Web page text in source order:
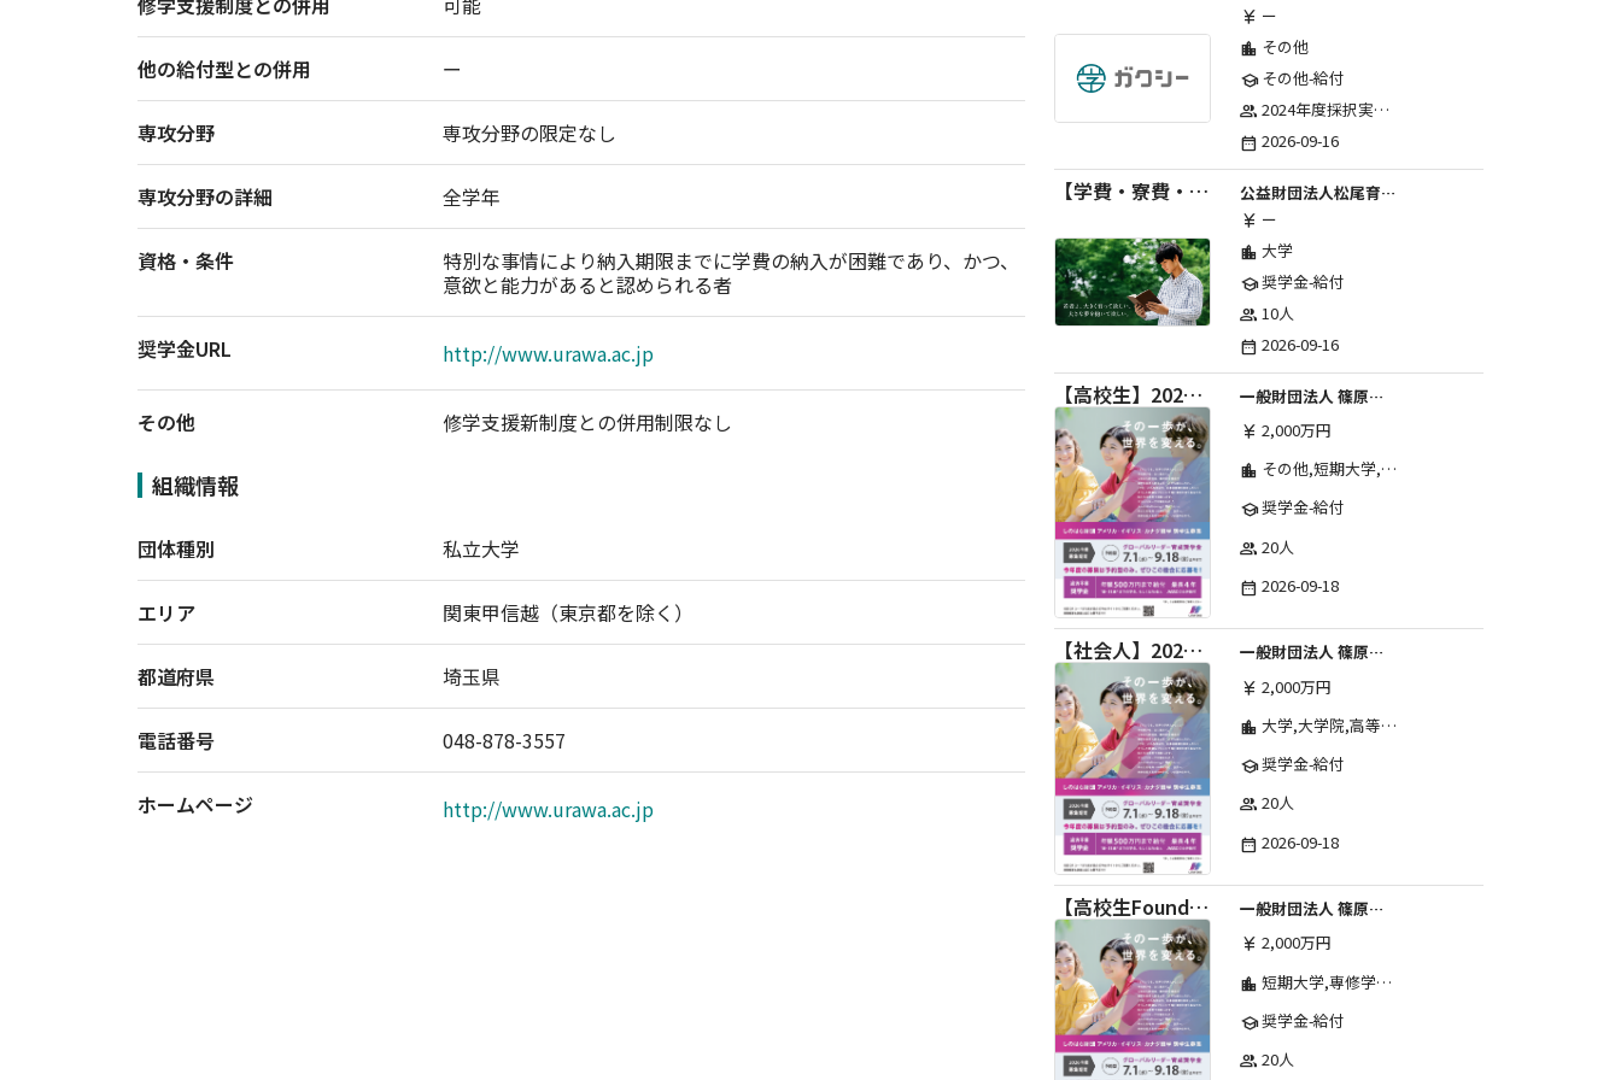
他の給付型との併用 ー
専攻分野 専攻分野の限定なし
専攻分野の詳細 全学年
資格・条件
特別な事情により納入期限までに学費の納入が困難であり、かつ、
意欲と能力があると認められる者
奨学金URL http://www.urawa.ac.jp
その他 修学支援新制度との併用制限なし
組織情報
団体種別 私立大学
エリア 関東甲信越（東京都を除く）
都道府県 埼玉県
電話番号 048-878-3557
ホームページ http://www.urawa.ac.jp
currency_yen ー
location_city その他
schoolその他-給付
group 2024年度採択実績：107事業（前期45・後期62）、2025年度採択実績：103事業（前期48・後期55）、2026年度採択実績：97事業 ※2026年度より、前期・後期の区分を廃止し、年1回の申請受付となりました。
date_range 2026-09-16
【学費・寮費・交通費給付】2027年度第71期育英生募集
公益財団法人松尾育英会
currency_yen ー
location_city 大学
school奨学金-給付
group 10人
date_range 2026-09-16
【高校生】2026年度 しのはら財団 アメリカ・イギリス・カナダ英語留学奨学金
一般財団法人 篠原欣子記念財団 (海外留学奨学金グループ)
currency_yen 2,000万円
location_city その他,短期大学,専修学校,高等専門学校,高等学校,大学院,大学
school奨学金-給付
group 20人
date_range 2026-09-18
【社会人】2026年度 しのはら財団 アメリカ・イギリス・カナダ英語留学奨学金
一般財団法人 篠原欣子記念財団 (海外留学奨学金グループ)
currency_yen 2,000万円
location_city 大学,大学院,高等学校,その他,高等専門学校,専修学校,短期大学
school奨学金-給付
group 20人
date_range 2026-09-18
【高校生Foundation Course 】2026年度 しのはら財団 アメリカ・イギリス・カナダ英語留学奨学金
一般財団法人 篠原欣子記念財団 (海外留学奨学金グループ)
currency_yen 2,000万円
location_city 短期大学,専修学校,高等専門学校,その他,高等学校,大学院,大学
school奨学金-給付
group 20人